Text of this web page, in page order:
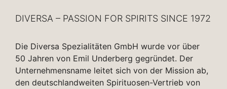
DIVERSA – PASSION FOR SPIRITS SINCE 1972
Die Diversa Spezialitäten GmbH wurde vor über
50 Jahren von Emil Underberg gegründet. Der
Unternehmensname leitet sich von der Mission ab,
den deutschlandweiten Spirituosen-Vertrieb von